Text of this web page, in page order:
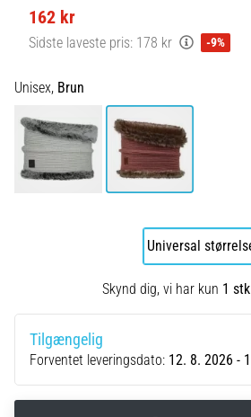
almindeligt
som
oplever.
6. 8. 2026
•
støddæmpning
Hvilke
ABSOLUTTETOP-
modeller
162 kr
Sidste laveste pris: 178 kr -9%
Unisex, Brun
Universal
Skynd dig, vi har kun 1
Tilgængelig
Forventet leveringsdato: 12. 8. 2026 -